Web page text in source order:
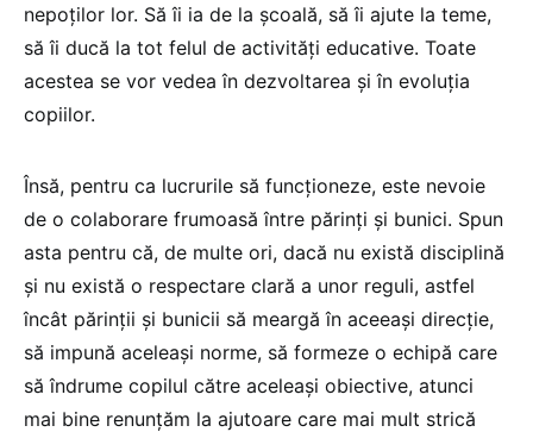
nepoților lor. Să îi ia de la școală, să îi ajute la teme,
să îi ducă la tot felul de activități educative. Toate
acestea se vor vedea în dezvoltarea și în evoluția
copiilor.
Însă, pentru ca lucrurile să funcționeze, este nevoie
de o colaborare frumoasă între părinți și bunici. Spun
asta pentru că, de multe ori, dacă nu există disciplină
și nu există o respectare clară a unor reguli, astfel
încât părinții și bunicii să meargă în aceeași direcție,
să impună aceleași norme, să formeze o echipă care
să îndrume copilul către aceleași obiective, atunci
mai bine renunțăm la ajutoare care mai mult strică